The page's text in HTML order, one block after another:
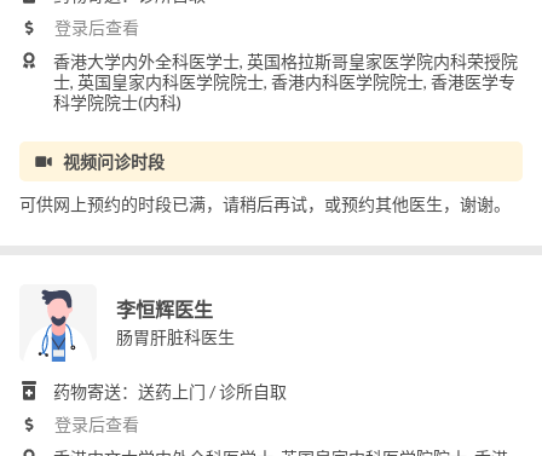
登录后查看
香港大学内外全科医学士, 英国格拉斯哥皇家医学院内科荣授院
士, 英国皇家内科医学院院士, 香港内科医学院院士, 香港医学专
科学院院士(内科)
视频问诊时段
可供网上预约的时段已满，请稍后再试，或预约其他医生，谢谢。
李恒辉医生
肠胃肝脏科医生
药物寄送：送药上门 / 诊所自取
登录后查看